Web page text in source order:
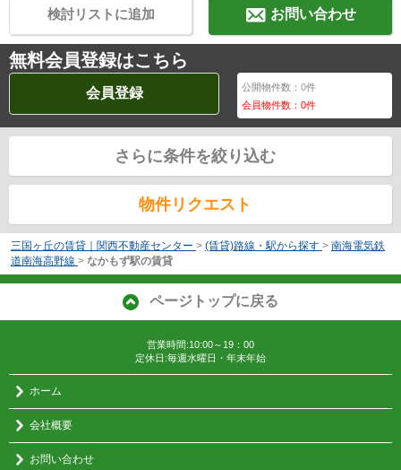
お問い合わせ
検討リストに追加
無料会員登録はこちら
会員登録 公開物件数：0件
会員物件数：0件
さらに条件を絞り込む
物件リクエスト
三国ヶ丘の賃貸｜関西不動産センター > (賃貸)路線・駅から探す > 南海電気鉄
道南海高野線 > なかもず駅の賃貸
ページトップに戻る
営業時間:10:00～19：00
定休日:毎週水曜日・年末年始
ホーム
会社概要
お問い合わせ